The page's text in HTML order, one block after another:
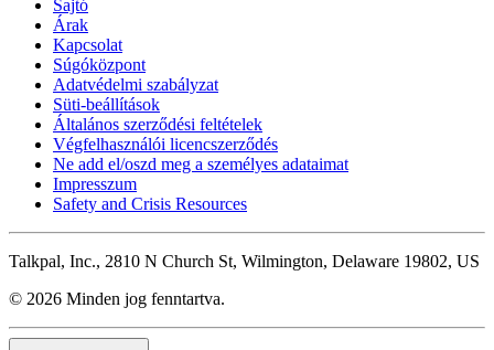
Sajtó
Árak
Kapcsolat
Súgóközpont
Adatvédelmi szabályzat
Süti-beállítások
Általános szerződési feltételek
Végfelhasználói licencszerződés
Ne add el/oszd meg a személyes adataimat
Impresszum
Safety and Crisis Resources
Talkpal, Inc., 2810 N Church St, Wilmington, Delaware 19802, US
© 2026 Minden jog fenntartva.